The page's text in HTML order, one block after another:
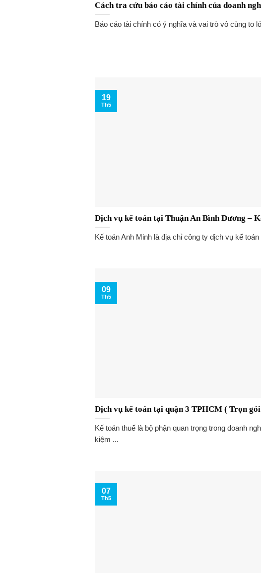
Cách tra cứu báo cáo tài chính của doanh
Báo cáo tài chính có ý nghĩa và vai trò vô cùng to
Dịch vụ kế toán tại Thuận An Bình Dương –
Kế toán Anh Minh là địa chỉ công ty dịch vụ kế toán
19
Th5
Dịch vụ kế toán tại quận 3 TPHCM ( Trọn
Kế toán thuế là bộ phận quan trọng trong doanh
kiệm ...
09
Th5
07
Th5